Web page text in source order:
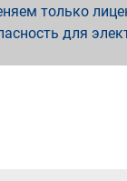
только
для